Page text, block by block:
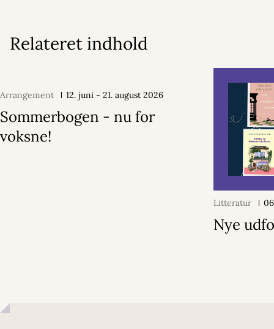
Relateret indhold
Arrangement 12. juni - 21. august 2026
Sommerbogen - nu for
voksne!
Litteratur
Nye